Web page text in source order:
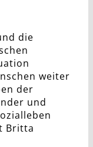
die
weiter
der
und
Britta